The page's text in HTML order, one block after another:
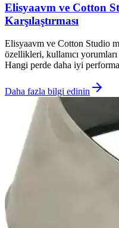
Elisyaavm ve Cotton
Karşılaştırması
Elisyaavm ve Cotton Studio
özellikleri, kullanıcı yorumları
Hangi perde daha iyi
Daha fazla bilgi edinin